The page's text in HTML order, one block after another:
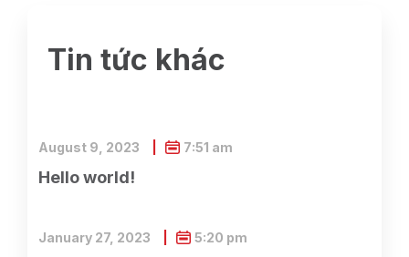
Tin tức khác
Hello world!
August 9, 2023 7:51 am
January 27, 2023 5:20 pm